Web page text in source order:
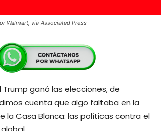
Walmart, via Associated Press
Trump ganó las elecciones, de
cuenta que algo faltaba en la
la Casa Blanca: las políticas contra el